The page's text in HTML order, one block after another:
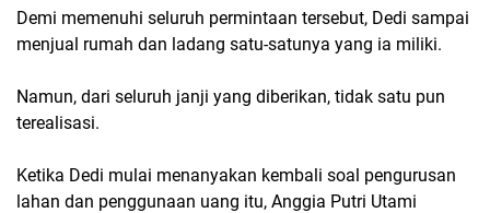
Demi memenuhi seluruh permintaan tersebut, Dedi sampai
menjual rumah dan ladang satu-satunya yang ia miliki.
Namun, dari seluruh janji yang diberikan, tidak satu pun
terealisasi.
Ketika Dedi mulai menanyakan kembali soal pengurusan
lahan dan penggunaan uang itu, Anggia Putri Utami